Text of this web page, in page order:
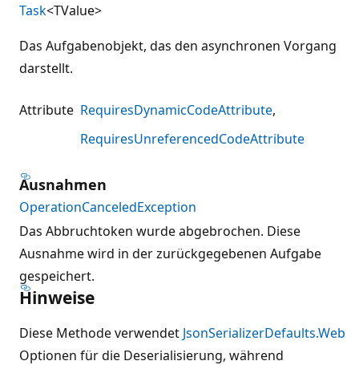
Task<TValue>
Das Aufgabenobjekt, das den asynchronen Vorgang
darstellt.
Attribute RequiresDynamicCodeAttribute
RequiresUnreferencedCodeAttribute
Ausnahmen
OperationCanceledException
Das Abbruchtoken wurde abgebrochen. Diese
Ausnahme wird in der zurückgegebenen Aufgabe
gespeichert.
Hinweise
Diese Methode verwendet JsonSerializerDefaults.Web
Optionen für die Deserialisierung, während